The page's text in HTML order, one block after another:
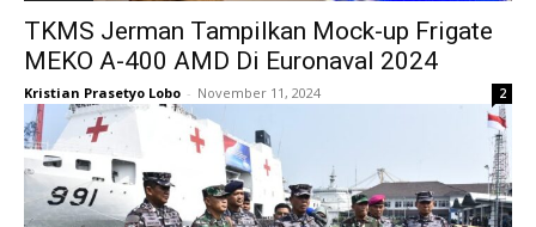
TKMS Jerman Tampilkan Mock-up Frigate
MEKO A-400 AMD Di Euronaval 2024
Kristian Prasetyo Lobo - November 11, 2024 2